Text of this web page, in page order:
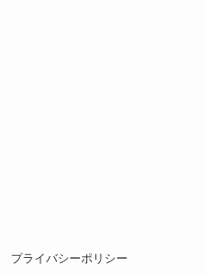
プライバシーポリシー